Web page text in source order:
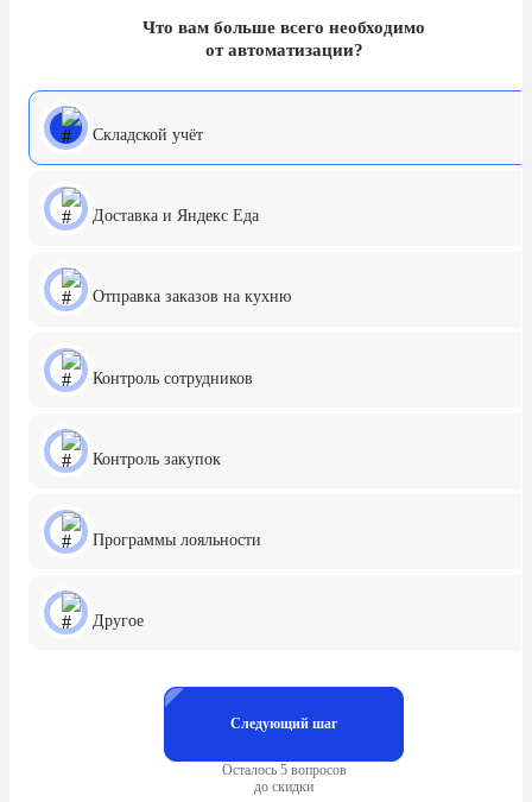
Что вам больше всего необходимо
от автоматизации?
Складской учёт
Доставка и Яндекс Еда
Отправка заказов на кухню
Контроль сотрудников
Контроль закупок
Программы лояльности
Другое
Следующий шаг
Осталось 5 вопросов
до скидки